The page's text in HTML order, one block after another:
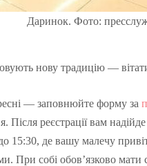
Даринок. Фото:
нову традицію —
— заповнюйте форму за
реєстрації вам
15:30, де вашу малечу
При собі обов’язково